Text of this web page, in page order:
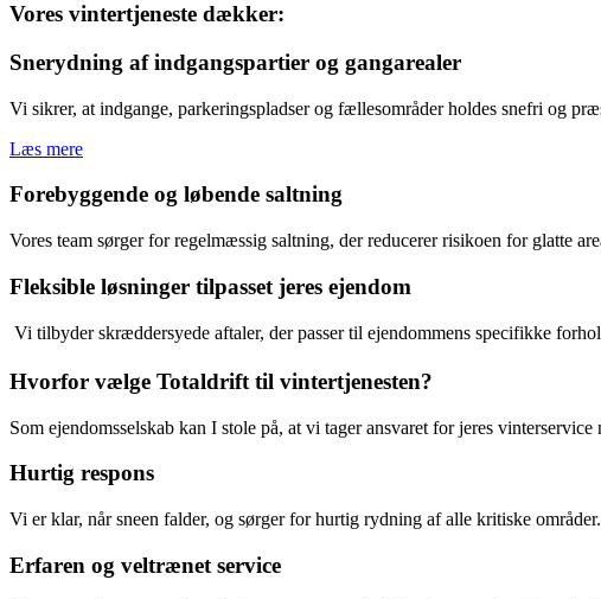
Vores vintertjeneste dækker:
Snerydning af indgangspartier og gangarealer
Vi sikrer, at indgange, parkeringspladser og fællesområder holdes snefri og
Læs mere
Forebyggende og løbende saltning
Vores team sørger for regelmæssig saltning, der reducerer risikoen for glatte
Fleksible løsninger tilpasset jeres ejendom
Vi tilbyder skræddersyede aftaler, der passer til ejendommens specifikke
Hvorfor vælge Totaldrift til vintertjenesten?
Som ejendomsselskab kan I stole på, at vi tager ansvaret for jeres
Hurtig respons
Vi er klar, når sneen falder, og sørger for hurtig rydning af alle kritiske områder.
Erfaren og veltrænet service